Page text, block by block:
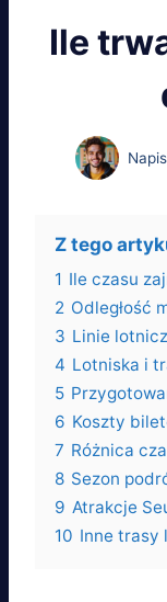
Ile
Z tego
1 Ile czasu
2 Odległość
3 Linie
4 Lotniska i
5
6 Koszty
7 Różnica
8 Sezon
9 Atrakcje
10 Inne trasy